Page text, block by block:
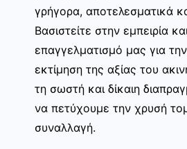
γρήγορα, αποτελεσματικά
Βασιστείτε στην εμπειρία
επαγγελματισμό μας για την
εκτίμηση της αξίας του
τη σωστή και δίκαιη
να πετύχουμε την χρυσή
συναλλαγή.